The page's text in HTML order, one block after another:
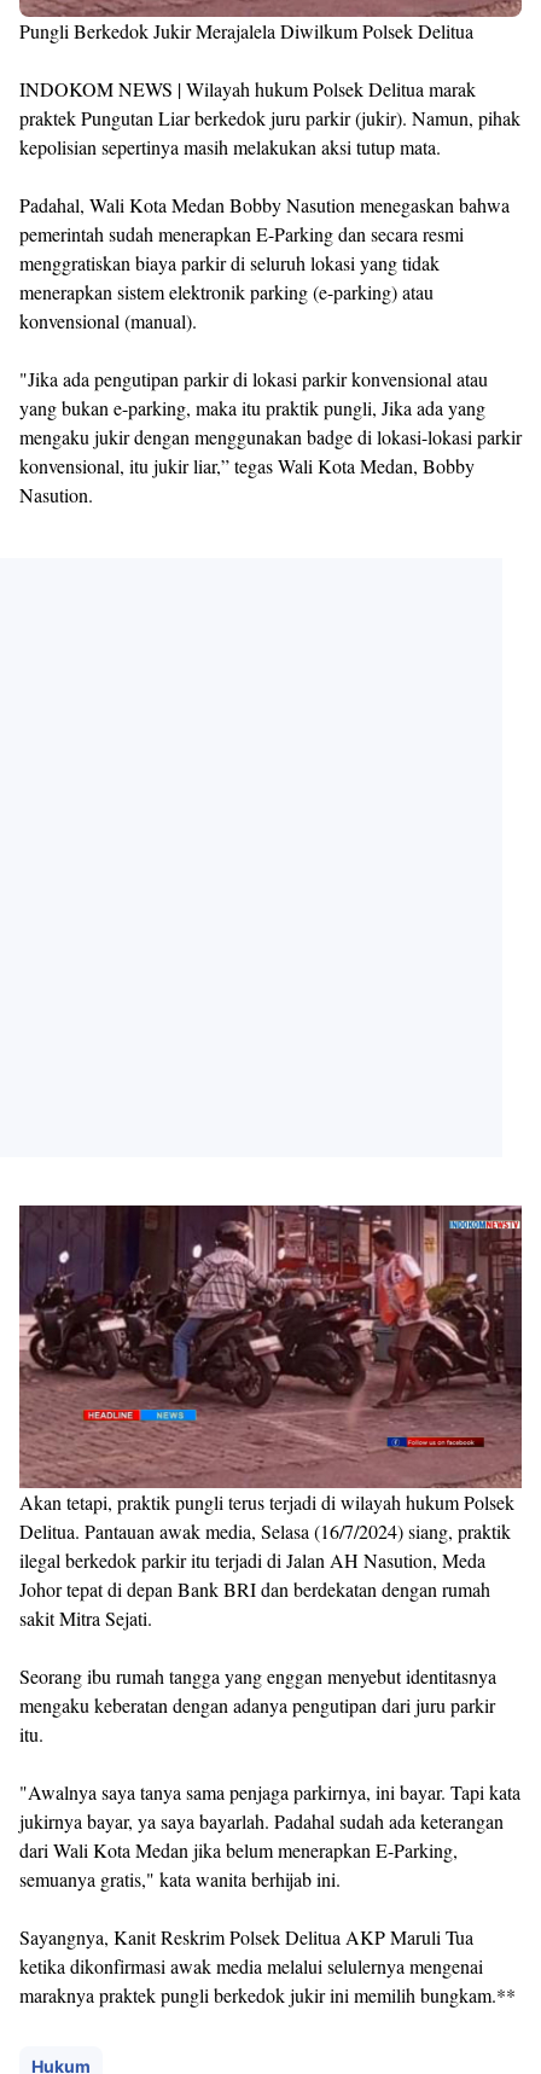
Pungli Berkedok Jukir Merajalela Diwilkum Polsek Delitua
INDOKOM NEWS | Wilayah hukum Polsek Delitua marak
praktek Pungutan Liar berkedok juru parkir (jukir). Namun, pihak
kepolisian sepertinya masih melakukan aksi tutup mata.
Padahal, Wali Kota Medan Bobby Nasution menegaskan bahwa
pemerintah sudah menerapkan E-Parking dan secara resmi
menggratiskan biaya parkir di seluruh lokasi yang tidak
menerapkan sistem elektronik parking (e-parking) atau
konvensional (manual).
"Jika ada pengutipan parkir di lokasi parkir konvensional atau
yang bukan e-parking, maka itu praktik pungli, Jika ada yang
mengaku jukir dengan menggunakan badge di lokasi-lokasi parkir
konvensional, itu jukir liar,” tegas Wali Kota Medan, Bobby
Nasution.
Akan tetapi, praktik pungli terus terjadi di wilayah hukum Polsek
Delitua. Pantauan awak media, Selasa (16/7/2024) siang, praktik
ilegal berkedok parkir itu terjadi di Jalan AH Nasution, Meda
Johor tepat di depan Bank BRI dan berdekatan dengan rumah
sakit Mitra Sejati.
Seorang ibu rumah tangga yang enggan menyebut identitasnya
mengaku keberatan dengan adanya pengutipan dari juru parkir
itu.
"Awalnya saya tanya sama penjaga parkirnya, ini bayar. Tapi kata
jukirnya bayar, ya saya bayarlah. Padahal sudah ada keterangan
dari Wali Kota Medan jika belum menerapkan E-Parking,
semuanya gratis," kata wanita berhijab ini.
Sayangnya, Kanit Reskrim Polsek Delitua AKP Maruli Tua
ketika dikonfirmasi awak media melalui selulernya mengenai
maraknya praktek pungli berkedok jukir ini memilih bungkam.**
Hukum